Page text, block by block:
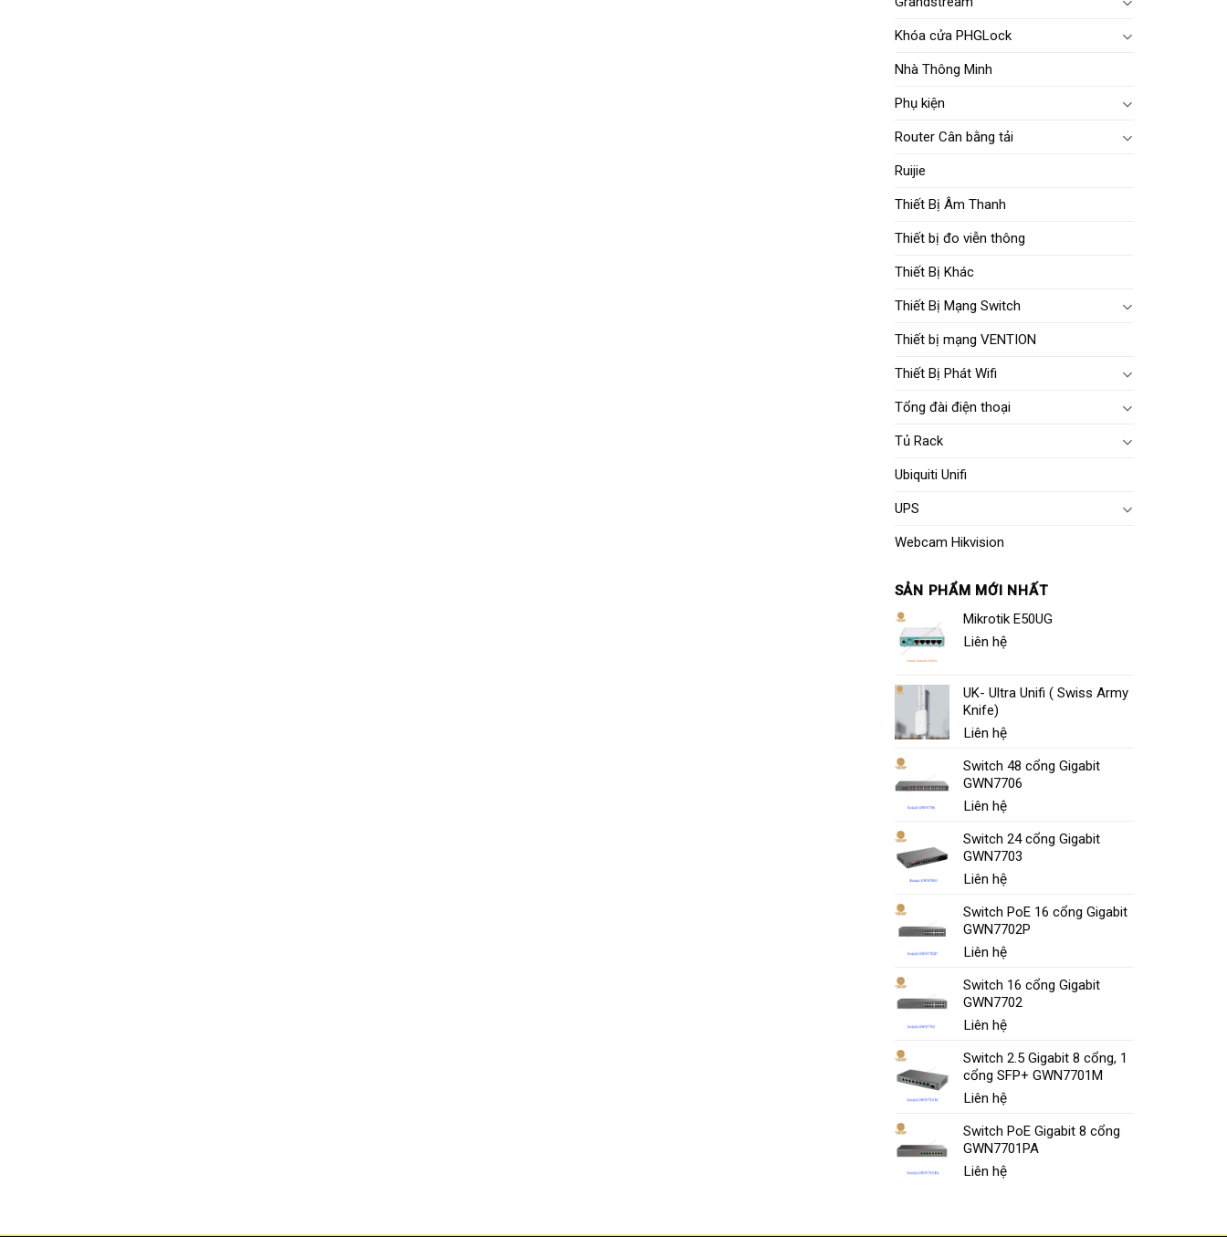
Khóa cửa PHGLock
Nhà Thông Minh
Phụ kiện
Router Cân bằng tải
Ruijie
Thiết Bị Âm Thanh
Thiết bị đo viễn thông
Thiết Bị Khác
Thiết Bị Mạng Switch
Thiết bị mạng VENTION
Thiết Bị Phát Wifi
Tổng đài điện thoại
Tủ Rack
Ubiquiti Unifi
UPS
Webcam Hikvision
SẢN PHẨM MỚI NHẤT
Mikrotik E50UG
Liên hệ
UK- Ultra Unifi ( Swiss Army
Knife)
Liên hệ
Switch 48 cổng Gigabit
GWN7706
Liên hệ
Switch 24 cổng Gigabit
GWN7703
Liên hệ
Switch PoE 16 cổng Gigabit
GWN7702P
Liên hệ
Switch 16 cổng Gigabit
GWN7702
Liên hệ
Switch 2.5 Gigabit 8 cổng, 1
cổng SFP+ GWN7701M
Liên hệ
Switch PoE Gigabit 8 cổng
GWN7701PA
Liên hệ